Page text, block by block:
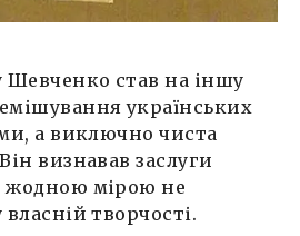
Шевченко став на іншу
українських
а виключно чиста
визнавав заслуги
жодною мірою не
творчості.